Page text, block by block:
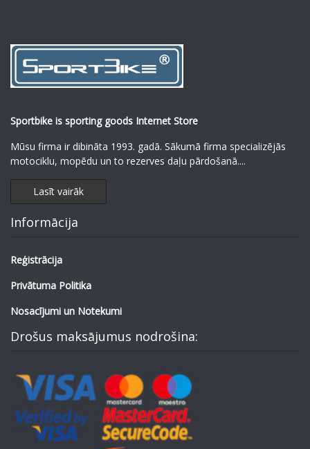
Sportbike is sporting goods Internet Store
Mūsu firma ir dibināta 1993. gadā. Sākumā firma specializējās
motociklu, mopēdu un to rezerves daļu pārdošanā....
Lasīt vairāk
Informācija
Reģistrācija
Privātuma Politika
Nosacījumi un Notekumi
Drošus maksājumus nodrošina: